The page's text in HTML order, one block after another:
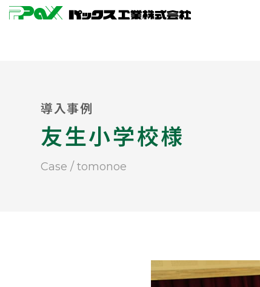
導入事例
友生小学校様
case / tomonoe